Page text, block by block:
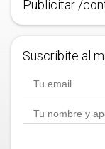
Publicitar /
Suscribite al